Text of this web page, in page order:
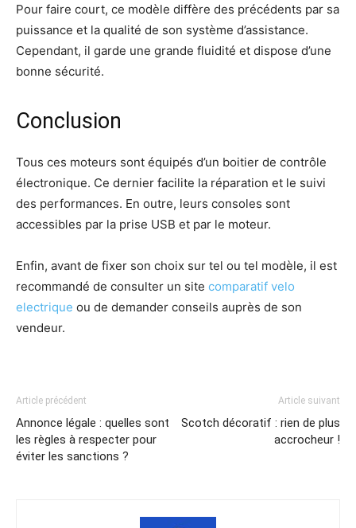
Pour faire court, ce modèle diffère des précédents par sa
puissance et la qualité de son système d’assistance.
Cependant, il garde une grande fluidité et dispose d’une
bonne sécurité.
Conclusion
Tous ces moteurs sont équipés d’un boitier de contrôle
électronique. Ce dernier facilite la réparation et le suivi
des performances. En outre, leurs consoles sont
accessibles par la prise USB et par le moteur.
Enfin, avant de fixer son choix sur tel ou tel modèle, il est
recommandé de consulter un site comparatif velo
electrique ou de demander conseils auprès de son
vendeur.
Article précédent
Annonce légale : quelles sont
les règles à respecter pour
éviter les sanctions ?
Article suivant
Scotch décoratif : rien de plus
accrocheur !